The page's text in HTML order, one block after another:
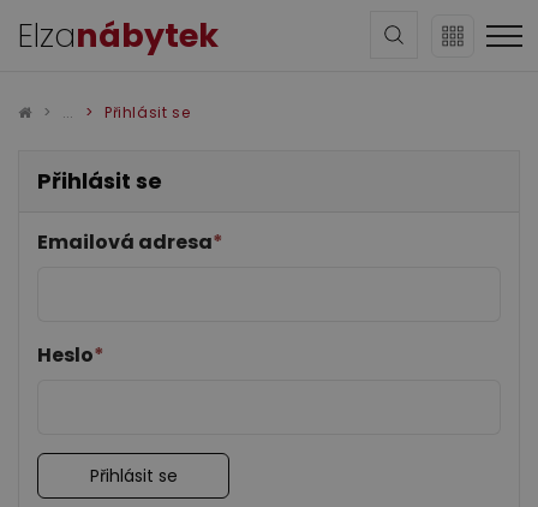
Elzanábytek
Sedací soupravy
Obývací pokoj
Přihlásit se
Přihlásit se
Emailová adresa*
Heslo*
Přihlásit se